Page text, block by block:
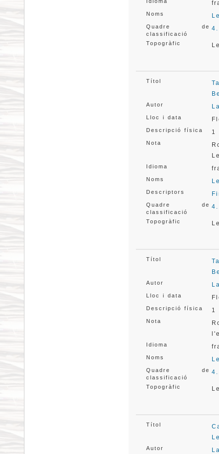
Noms
Quadre de
classificació
Topogràfic
Títol
Autor
Lloc i data
Descripció física 1
Nota
Idioma
Noms
Descriptors
Quadre de
classificació
Topogràfic
Títol
Autor
Lloc i data
Descripció física 1
Nota
Idioma
Noms
Quadre de
classificació
Topogràfic
Títol
Autor